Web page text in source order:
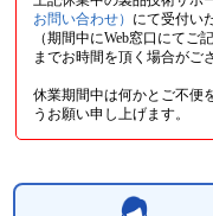
お問い合わせ） にて受付い
（期間中にWeb窓口にてご
までお時間を頂く場合がご
休業期間中は何かとご不便
うお願い申し上げます。